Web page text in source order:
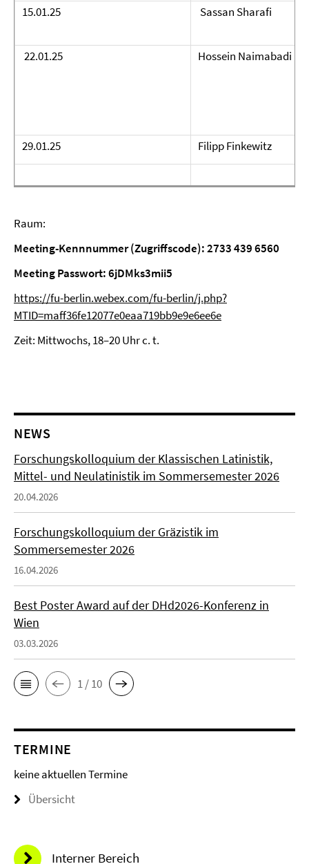
15.01.25 Sassan Sharafi
22.01.25 Hossein Naimabadi
29.01.25 Filipp Finkewitz
Raum:
Meeting-Kennnummer (Zugriffscode): 2733 439 6560
Meeting Passwort: 6jDMks3mii5
https://fu-berlin.webex.com/fu-berlin/j.php?
MTID=maff36fe12077e0eaa719bb9e9e6ee6e
Zeit: Mittwochs, 18–20 Uhr c. t.
NEWS
Forschungskolloquium der Klassischen Latinistik,
Mittel- und Neulatinistik im Sommersemester 2026
20.04.2026
Forschungskolloquium der Gräzistik im
Sommersemester 2026
16.04.2026
Best Poster Award auf der DHd2026-Konferenz in
Wien
03.03.2026
1 / 10
TERMINE
keine aktuellen Termine
Übersicht
Interner Bereich